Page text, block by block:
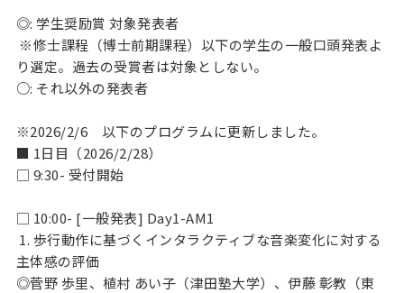
◎: 学生奨励賞 対象発表者
※修士課程（博士前期課程）以下の学生の一般口頭発表よ
り選定。過去の受賞者は対象としない。
○: それ以外の発表者
※2026/2/6 以下のプログラムに更新しました。
■ 1日目（2026/2/28）
□ 9:30- 受付開始
□ 10:00- [一般発表] Day1-AM1
1. 歩行動作に基づくインタラクティブな音楽変化に対する
主体感の評価
◎菅野 歩里、植村 あい子（津田塾大学）、伊藤 彰教（東